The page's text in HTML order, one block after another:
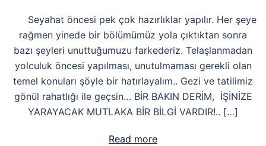
Seyahat öncesi pek çok hazırlıklar yapılır. Her şeye
rağmen yinede bir bölümümüz yola çıktıktan sonra
bazı şeyleri unuttuğumuzu farkederiz. Telaşlanmadan
yolculuk öncesi yapılması, unutulmaması gerekli olan
temel konuları şöyle bir hatırlayalım.. Gezi ve tatilimiz
gönül rahatlığı ile geçsin… BİR BAKIN DERİM, İŞİNİZE
YARAYACAK MUTLAKA BİR BİLGİ VARDIR!.. […]
Read more